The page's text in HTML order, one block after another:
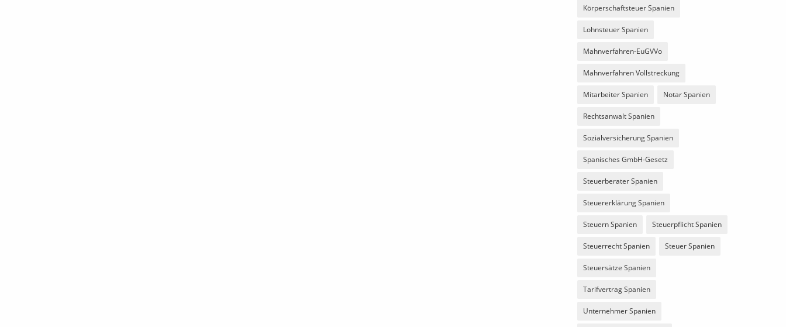
Körperschaftsteuer Spanien
Lohnsteuer Spanien
Mahnverfahren-EuGVVo
Mahnverfahren Vollstreckung
Mitarbeiter Spanien Notar Spanien
Rechtsanwalt Spanien
Sozialversicherung Spanien
Spanisches GmbH-Gesetz
Steuerberater Spanien
Steuererklärung Spanien
Steuern Spanien Steuerpflicht Spanien
Steuerrecht Spanien Steuer Spanien
Steuersätze Spanien
Tarifvertrag Spanien
Unternehmer Spanien